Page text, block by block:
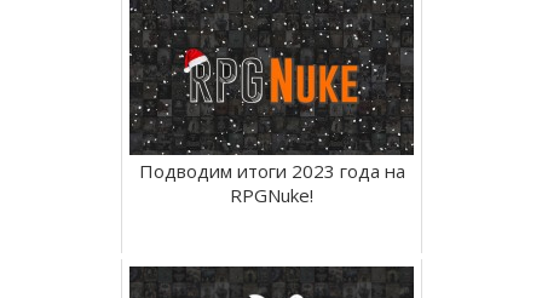
Подводим итоги 2023 года на
RPGNuke!